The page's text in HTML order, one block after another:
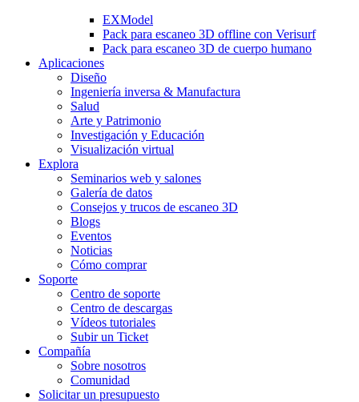
EXModel
Pack para escaneo 3D offline con Verisurf
Pack para escaneo 3D de cuerpo humano
Aplicaciones
Diseño
Ingeniería inversa & Manufactura
Salud
Arte y Patrimonio
Investigación y Educación
Visualización virtual
Explora
Seminarios web y salones
Galería de datos
Consejos y trucos de escaneo 3D
Blogs
Eventos
Noticias
Cómo comprar
Soporte
Centro de soporte
Centro de descargas
Vídeos tutoriales
Subir un Ticket
Compañía
Sobre nosotros
Comunidad
Solicitar un presupuesto